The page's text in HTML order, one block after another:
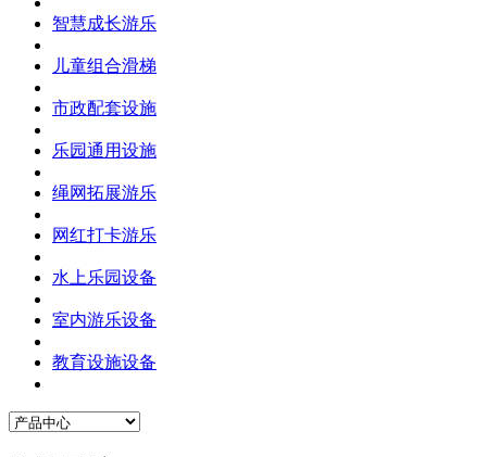
智慧成长游乐
儿童组合滑梯
市政配套设施
乐园通用设施
绳网拓展游乐
网红打卡游乐
水上乐园设备
室内游乐设备
教育设施设备